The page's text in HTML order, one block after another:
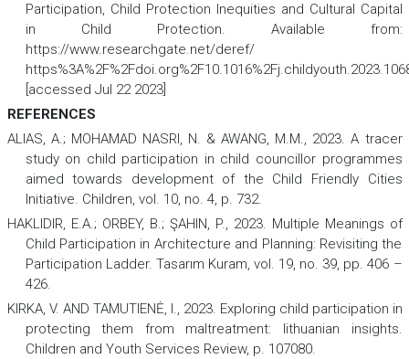
Participation, Child Protection Inequities and Cultural Capital
in Child Protection. Available from:
https://www.researchgate.net/deref/
[accessed Jul 22 2023]
REFERENCES
ALIAS, A.; MOHAMAD NASRI, N. & AWANG, M.M., 2023. A tracer
study on child participation in child councillor programmes
aimed towards development of the Child Friendly Cities
Initiative. Children, vol. 10, no. 4, p. 732.
HAKLIDIR, E.A.; ORBEY, B.; ŞAHIN, P., 2023. Multiple Meanings of
Child Participation in Architecture and Planning: Revisiting the
Participation Ladder. Tasarım Kuram, vol. 19, no. 39, pp. 406 –
426.
KIRKA, V. AND TAMUTIENĖ, I., 2023. Exploring child participation in
protecting them from maltreatment: lithuanian insights.
Children and Youth Services Review, p. 107080.